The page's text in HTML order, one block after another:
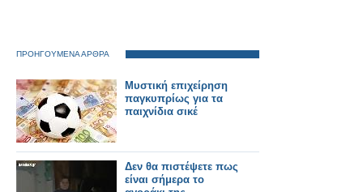
ΠΡΟΗΓΟΥΜΕΝΑ ΑΡΘΡΑ
Μυστική επιχείρηση
παγκυπρίως για τα
παιχνίδια σικέ
Δεν θα πιστέψετε πως
είναι σήμερα το